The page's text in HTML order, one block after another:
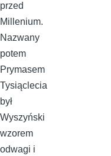
przed
Millenium.
Nazwany
potem
Prymasem
Tysiąclecia
był
Wyszyński
wzorem
odwagi i